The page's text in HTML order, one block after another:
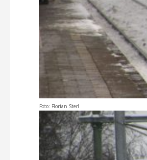
Foto: Florian Sterl